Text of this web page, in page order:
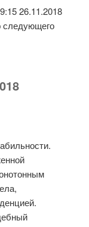
26.11.2018
следующего